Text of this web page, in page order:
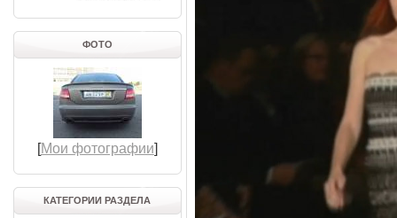
ФОТО
[Мои фотографии]
КАТЕГОРИИ РАЗДЕЛА